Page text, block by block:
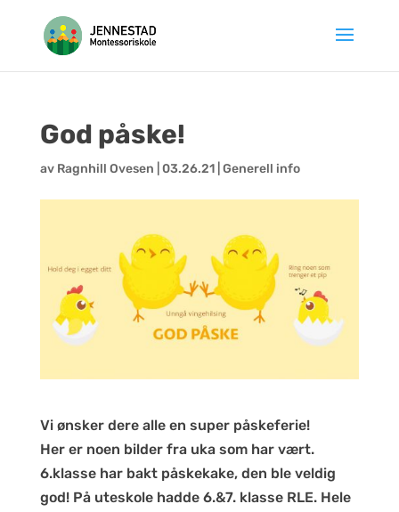
God påske!
av Ragnhill Ovesen 03.26.21| Generell info
Vi ønsker dere alle en super påskeferie!
Her er noen bilder fra uka som har vært.
6.klasse har bakt påskekake, den ble veldig
god! På uteskole hadde 6.&7. klasse RLE. Hele